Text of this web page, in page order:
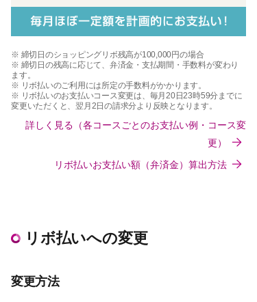
詳しく見る（各コースごとのお支払い例・コース変
更）
リボ払いお支払い額（弁済金）算出方法
※ 締切日のショッピングリボ残高が100,000円の場合
※ 締切日の残高に応じて、弁済金・支払期間・手数料が変わり
ます。
※ リボ払いのご利用には所定の手数料がかかります。
※ リボ払いのお支払いコース変更は、毎月20日23時59分までに
変更いただくと、翌月2日の請求分より反映となります。
リボ払いへの変更
変更方法